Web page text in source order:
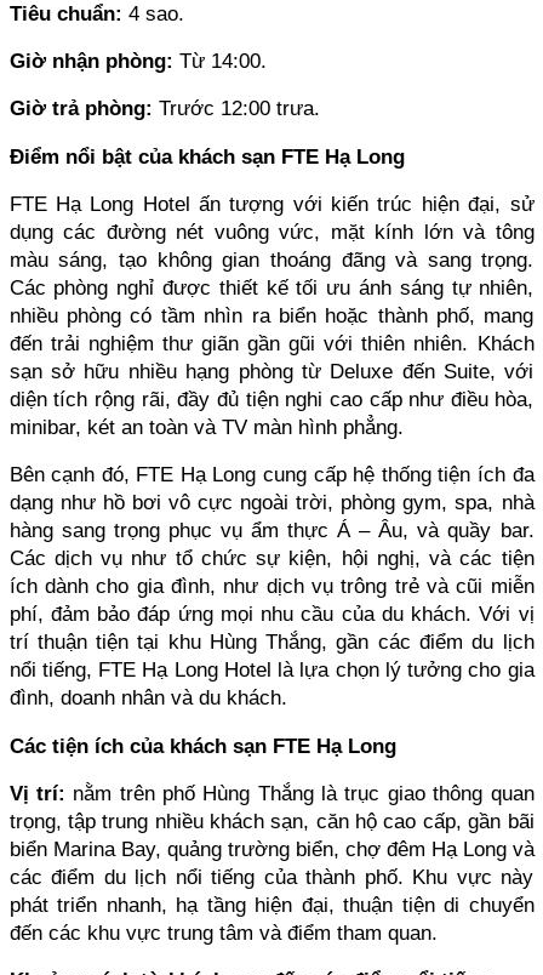
Tiêu chuẩn: 4 sao.
Giờ nhận phòng: Từ 14:00.
Giờ trả phòng: Trước 12:00 trưa.
Điểm nổi bật của khách sạn FTE Hạ Long
FTE Hạ Long Hotel ấn tượng với kiến trúc hiện đại, sử
dụng các đường nét vuông vức, mặt kính lớn và tông
màu sáng, tạo không gian thoáng đãng và sang trọng.
Các phòng nghỉ được thiết kế tối ưu ánh sáng tự nhiên,
nhiều phòng có tầm nhìn ra biển hoặc thành phố, mang
đến trải nghiệm thư giãn gần gũi với thiên nhiên. Khách
sạn sở hữu nhiều hạng phòng từ Deluxe đến Suite, với
diện tích rộng rãi, đầy đủ tiện nghi cao cấp như điều hòa,
minibar, két an toàn và TV màn hình phẳng.
Bên cạnh đó, FTE Hạ Long cung cấp hệ thống tiện ích đa
dạng như hồ bơi vô cực ngoài trời, phòng gym, spa, nhà
hàng sang trọng phục vụ ẩm thực Á – Âu, và quầy bar.
Các dịch vụ như tổ chức sự kiện, hội nghị, và các tiện
ích dành cho gia đình, như dịch vụ trông trẻ và cũi miễn
phí, đảm bảo đáp ứng mọi nhu cầu của du khách. Với vị
trí thuận tiện tại khu Hùng Thắng, gần các điểm du lịch
nổi tiếng, FTE Hạ Long Hotel là lựa chọn lý tưởng cho gia
đình, doanh nhân và du khách.
Các tiện ích của khách sạn FTE Hạ Long
Vị trí: nằm trên phố Hùng Thắng là trục giao thông quan
trọng, tập trung nhiều khách sạn, căn hộ cao cấp, gần bãi
biển Marina Bay, quảng trường biển, chợ đêm Hạ Long và
các điểm du lịch nổi tiếng của thành phố. Khu vực này
phát triển nhanh, hạ tầng hiện đại, thuận tiện di chuyển
đến các khu vực trung tâm và điểm tham quan.